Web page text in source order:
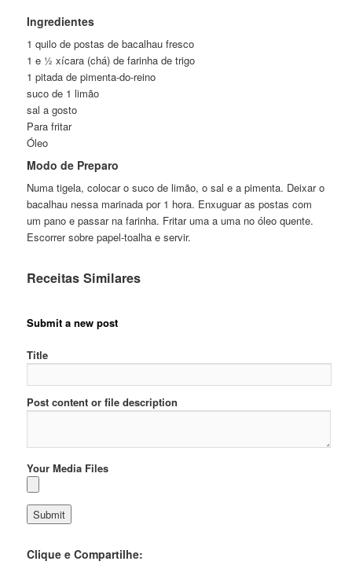
Ingredientes
1 quilo de postas de bacalhau fresco
1 e ½ xícara (chá) de farinha de trigo
1 pitada de pimenta-do-reino
suco de 1 limão
sal a gosto
Para fritar
Óleo
Modo de Preparo
Numa tigela, colocar o suco de limão, o sal e a pimenta. Deixar o
bacalhau nessa marinada por 1 hora. Enxuguar as postas com
um pano e passar na farinha. Fritar uma a uma no óleo quente.
Escorrer sobre papel-toalha e servir.
Receitas Similares
Submit a new post
Title
Post content or file description
Your Media Files
Clique e Compartilhe: